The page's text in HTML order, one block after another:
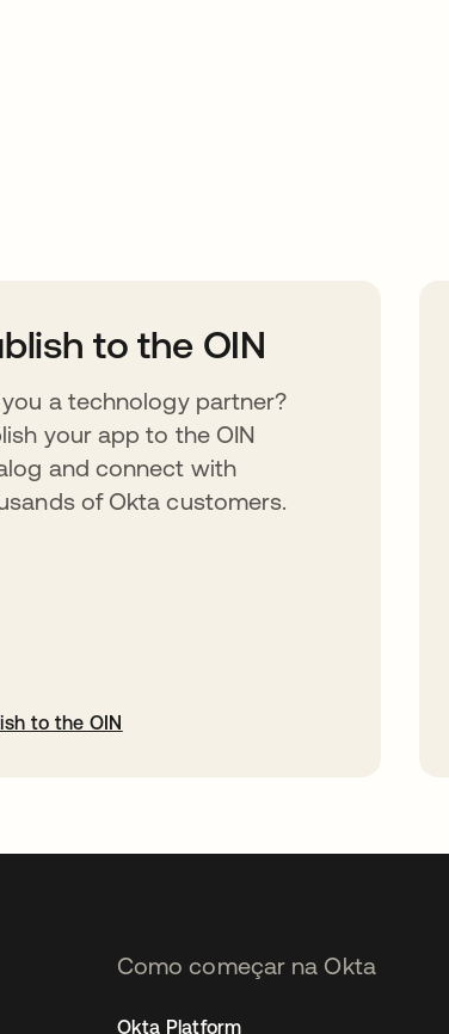
to the OIN
a technology partner?
your app to the OIN
and connect with
of Okta customers.
to the OIN
Como começar na Okta
Okta Platform